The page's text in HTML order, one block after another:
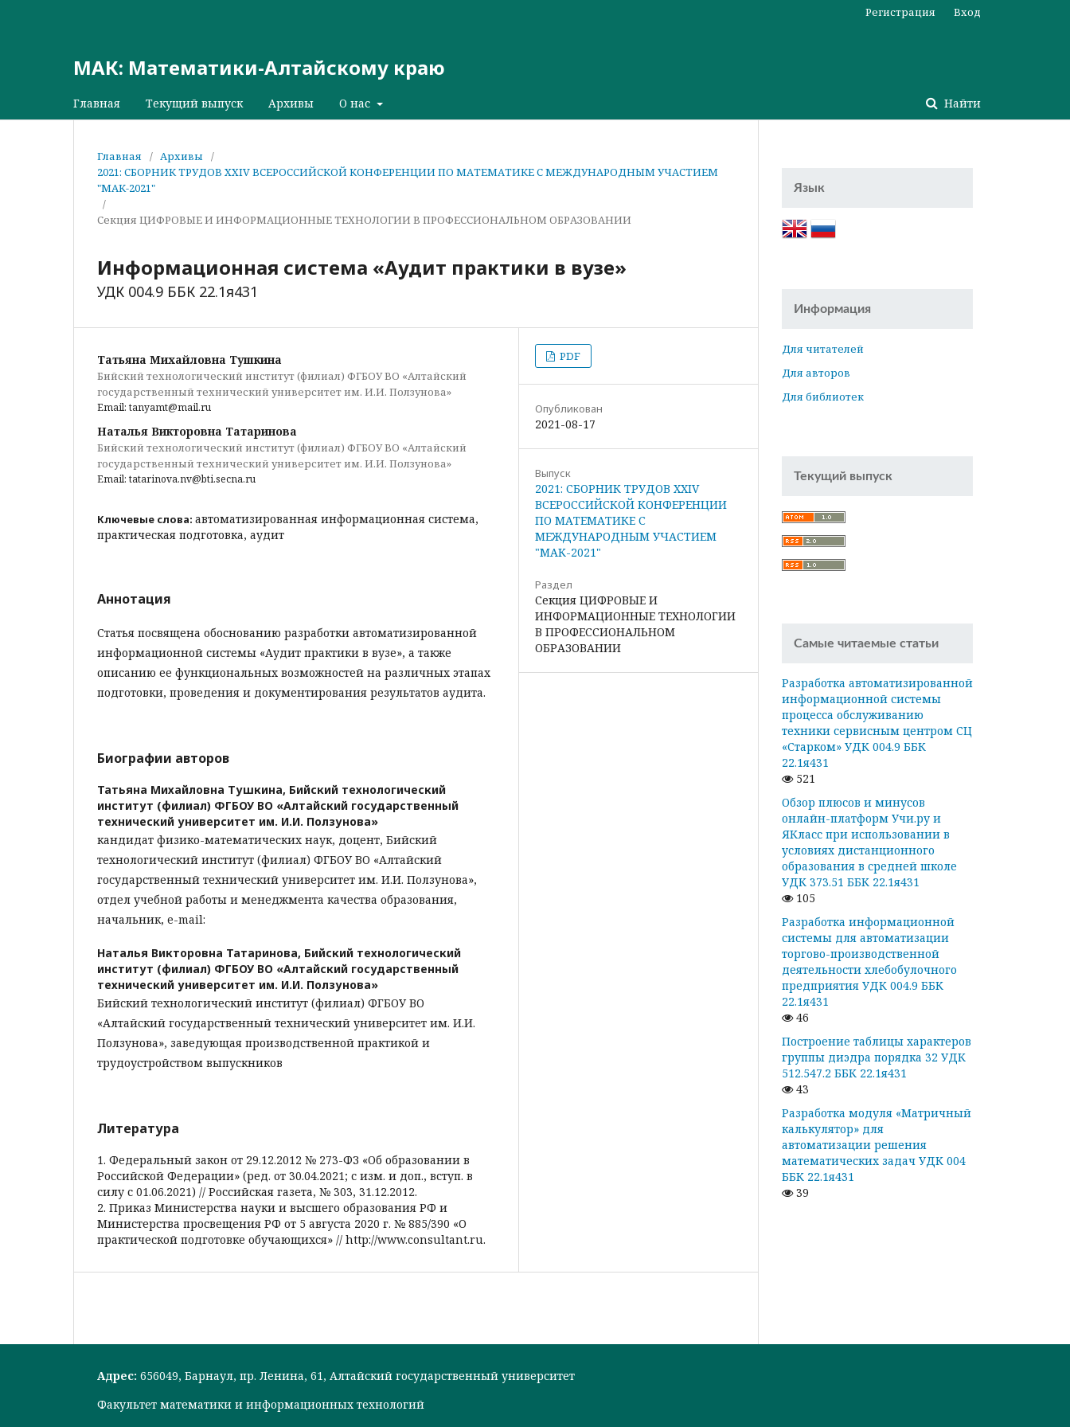
МАК: Математики-Алтайскому краю
Главная Текущий выпуск Архивы О нас Найти
Регистрация Вход
Главная / Архивы
/
2021: СБОРНИК ТРУДОВ XXIV ВСЕРОССИЙСКОЙ КОНФЕРЕНЦИИ ПО МАТЕМАТИКЕ С МЕЖДУНАРОДНЫМ УЧАСТИЕМ
"МАК-2021"
/
Секция ЦИФРОВЫЕ И ИНФОРМАЦИОННЫЕ ТЕХНОЛОГИИ В ПРОФЕССИОНАЛЬНОМ ОБРАЗОВАНИИ
Информационная система «Аудит практики в вузе»
УДК 004.9 ББК 22.1я431
Татьяна Михайловна Тушкина
Бийский технологический институт (филиал) ФГБОУ ВО «Алтайский
государственный технический университет им. И.И. Ползунова»
Email: tanyamt@mail.ru
Наталья Викторовна Татаринова
Бийский технологический институт (филиал) ФГБОУ ВО «Алтайский
государственный технический университет им. И.И. Ползунова»
Email: tatarinova.nv@bti.secna.ru
Ключевые слова: автоматизированная информационная система,
практическая подготовка, аудит
Аннотация
Статья посвящена обоснованию разработки автоматизированной
информационной системы «Аудит практики в вузе», а также
описанию ее функциональных возможностей на различных этапах
подготовки, проведения и документирования результатов аудита.
Биографии авторов
Татьяна Михайловна Тушкина, Бийский технологический
институт (филиал) ФГБОУ ВО «Алтайский государственный
технический университет им. И.И. Ползунова»
кандидат физико-математических наук, доцент, Бийский
технологический институт (филиал) ФГБОУ ВО «Алтайский
государственный технический университет им. И.И. Ползунова»,
отдел учебной работы и менеджмента качества образования,
начальник, e-mail:
Наталья Викторовна Татаринова, Бийский технологический
институт (филиал) ФГБОУ ВО «Алтайский государственный
технический университет им. И.И. Ползунова»
Бийский технологический институт (филиал) ФГБОУ ВО
«Алтайский государственный технический университет им. И.И.
Ползунова», заведующая производственной практикой и
трудоустройством выпускников
Литература
1. Федеральный закон от 29.12.2012 № 273-ФЗ «Об образовании в
Российской Федерации» (ред. от 30.04.2021; с изм. и доп., вступ. в
силу с 01.06.2021) // Российская газета, № 303, 31.12.2012.
2. Приказ Министерства науки и высшего образования РФ и
Министерства просвещения РФ от 5 августа 2020 г. № 885/390 «О
практической подготовке обучающихся» // http://www.consultant.ru.
PDF
Опубликован
2021-08-17
Выпуск
2021: СБОРНИК ТРУДОВ XXIV
ВСЕРОССИЙСКОЙ КОНФЕРЕНЦИИ
ПО МАТЕМАТИКЕ С
МЕЖДУНАРОДНЫМ УЧАСТИЕМ
"МАК-2021"
Раздел
Секция ЦИФРОВЫЕ И
ИНФОРМАЦИОННЫЕ ТЕХНОЛОГИИ
В ПРОФЕССИОНАЛЬНОМ
ОБРАЗОВАНИИ
Язык
Информация
Для читателей
Для авторов
Для библиотек
Текущий выпуск
Самые читаемые статьи
Разработка автоматизированной
информационной системы
процесса обслуживанию
техники сервисным центром СЦ
«Старком» УДК 004.9 ББК
22.1я431
521
Обзор плюсов и минусов
онлайн-платформ Учи.ру и
ЯКласс при использовании в
условиях дистанционного
образования в средней школе
УДК 373.51 ББК 22.1я431
105
Разработка информационной
системы для автоматизации
торгово-производственной
деятельности хлебобулочного
предприятия УДК 004.9 ББК
22.1я431
46
Построение таблицы характеров
группы диэдра порядка 32 УДК
512.547.2 ББК 22.1я431
43
Разработка модуля «Матричный
калькулятор» для
автоматизации решения
математических задач УДК 004
ББК 22.1я431
39
Адрес: 656049, Барнаул, пр. Ленина, 61, Алтайский государственный университет
Факультет математики и информационных технологий